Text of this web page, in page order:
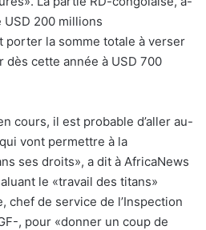
200 millions
porter la somme totale à verser
dès cette année à USD 700
cours, il est probable d’aller au-
vont permettre à la
ses droits», a dit à AfricaNews
le «travail des titans»
chef de service de l’Inspection
, pour «donner un coup de